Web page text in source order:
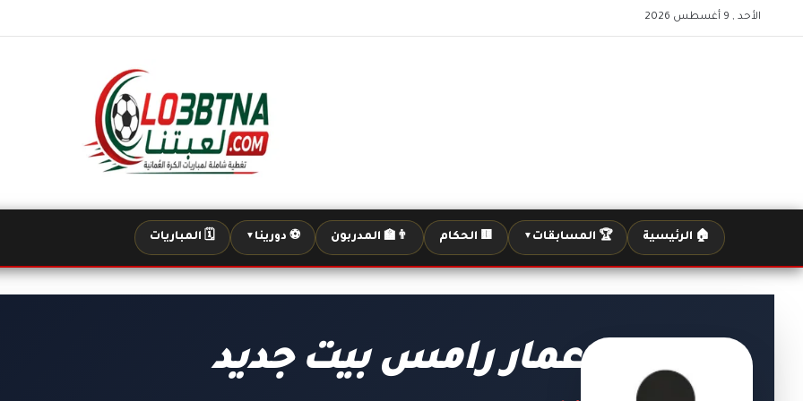
الأحد , 9 أغسطس 2026
🏠 الرئيسية 🏆 المسابقات ▼ 🟨 الحكام 👨‍🏫 المدربون ⚽ دورينا ▼ 🗓️ المباريات
عمار رامس بيت جديد